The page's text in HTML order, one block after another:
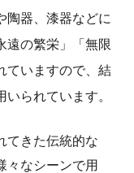
陶器、漆器などに
遠の繁栄」「無限
ていますので、結
られています。
てきた伝統的な
々なシーンで用